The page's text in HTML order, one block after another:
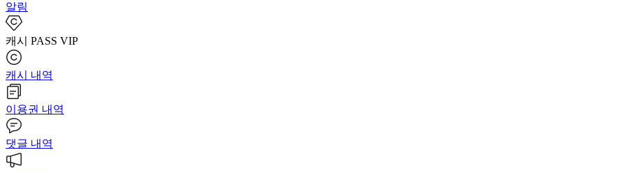
알림
캐시 PASS VIP
캐시 내역
이용권 내역
댓글 내역